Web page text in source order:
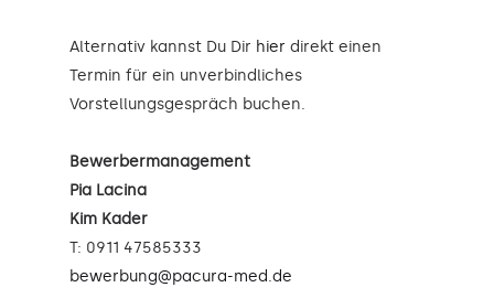
Alternativ kannst Du Dir hier direkt einen
Termin für ein unverbindliches
Vorstellungsgespräch buchen.
Bewerbermanagement
Pia Lacina
Kim Kader
T: 0911 47585333
bewerbung@pacura-med.de